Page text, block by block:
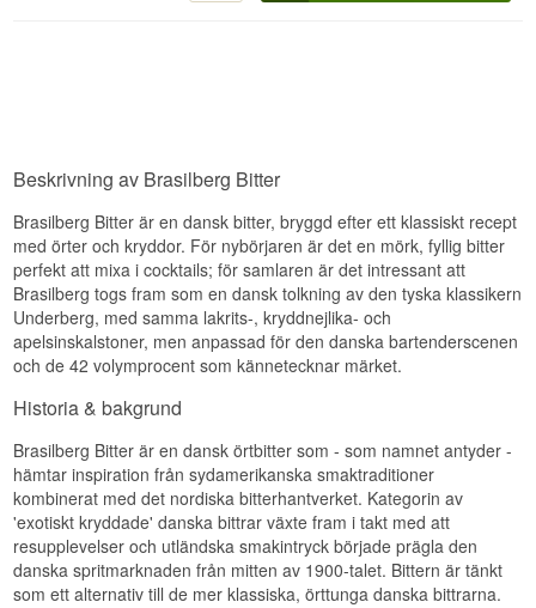
Beskrivning av Brasilberg Bitter
Brasilberg Bitter är en dansk bitter, bryggd efter ett klassiskt recept
med örter och kryddor. För nybörjaren är det en mörk, fyllig bitter
perfekt att mixa i cocktails; för samlaren är det intressant att
Brasilberg togs fram som en dansk tolkning av den tyska klassikern
Underberg, med samma lakrits-, kryddnejlika- och
apelsinskalstoner, men anpassad för den danska bartenderscenen
och de 42 volymprocent som kännetecknar märket.
Historia & bakgrund
Brasilberg Bitter är en dansk örtbitter som - som namnet antyder -
hämtar inspiration från sydamerikanska smaktraditioner
kombinerat med det nordiska bitterhantverket. Kategorin av
'exotiskt kryddade' danska bittrar växte fram i takt med att
resupplevelser och utländska smakintryck började prägla den
danska spritmarknaden från mitten av 1900-talet. Bittern är tänkt
som ett alternativ till de mer klassiska, örttunga danska bittrarna.